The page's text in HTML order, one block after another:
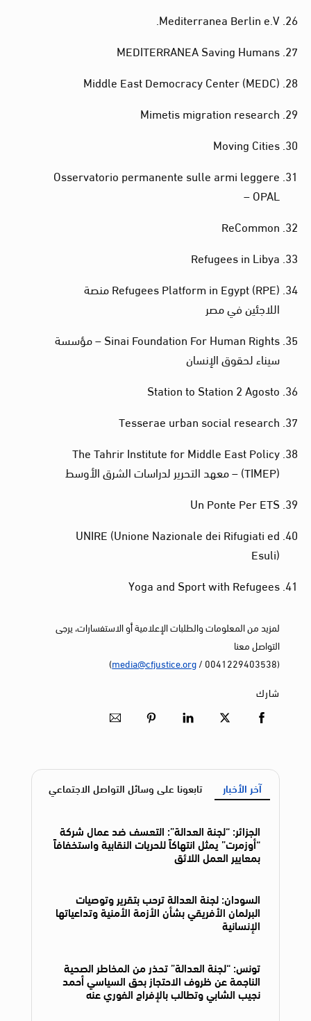
Mediterranea Berlin e.V.
MEDITERRANEA Saving Humans
Middle East Democracy Center (MEDC)
Mimetis migration research
Moving Cities
Osservatorio permanente sulle armi leggere
– OPAL
ReCommon
Refugees in Libya
Refugees Platform in Egypt (RPE) منصة
اللاجئين في مصر
Sinai Foundation For Human Rights – مؤسسة
سيناء لحقوق الإنسان
Station to Station 2 Agosto
Tesserae urban social research
The Tahrir Institute for Middle East Policy
(TIMEP) – معهد التحرير لدراسات الشرق الأوسط
Un Ponte Per ETS
UNIRE (Unione Nazionale dei Rifugiati ed
Esuli)
Yoga and Sport with Refugees
لمزيد من المعلومات والطلبات الإعلامية أو الاستفسارات، يرجى
التواصل معنا
(0041229403538 /
media@cfjustice.org
)
شارك
آخر الأخبار تابعونا على وسائل التواصل الاجتماعي
الجزائر: “لجنة العدالة”: التعسف ضد عمال شركة
“أوزمرت” يمثل انتهاكاً للحريات النقابية واستخفافاً
بمعايير العمل اللائق
السودان: لجنة العدالة ترحب بتقرير وتوصيات
البرلمان الأفريقي بشأن الأزمة الأمنية وتداعياتها
الإنسانية
تونس: “لجنة العدالة” تحذر من المخاطر الصحية
الناجمة عن ظروف الاحتجاز بحق السياسي أحمد
نجيب الشابي وتطالب بالإفراج الفوري عنه